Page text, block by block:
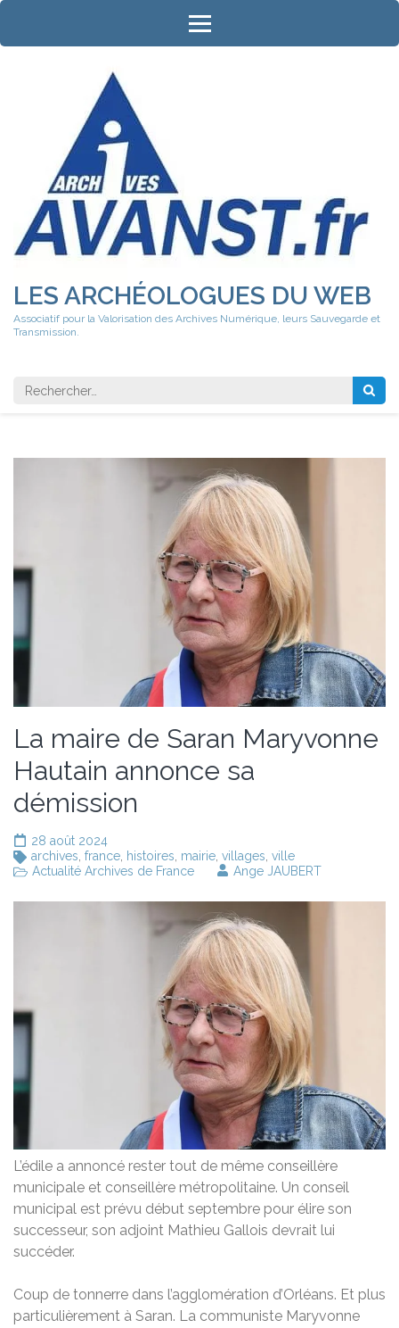
Aller
contenu
LES ARCHÉOLOGUES DU WEB
Associatif pour la Valorisation des Archives Numérique, leurs Sauvegarde et
Transmission.
Rechercher
La maire de Saran Maryvonne
Hautain annonce sa
démission
28 août 2024
archives france histoires mairie villages ville
Actualité Archives de France
Ange JAUBERT
L’édile a annoncé rester tout de même conseillère
municipale et conseillère métropolitaine. Un conseil
municipal est prévu début septembre pour élire son
successeur, son adjoint Mathieu Gallois devrait lui
succéder.
Coup de tonnerre dans l’agglomération d’Orléans. Et plus
particulièrement à Saran. La communiste Maryvonne